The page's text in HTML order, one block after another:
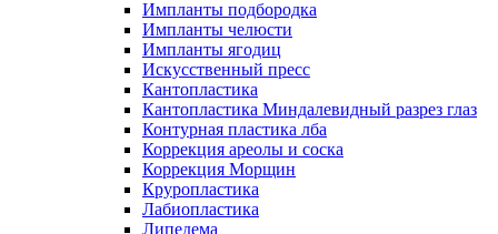
Импланты подбородка
Импланты челюсти
Импланты ягодиц
Искусственный пресс
Кантопластика
Кантопластика Миндалевидный разрез глаз
Контурная пластика лба
Коррекция ареолы и соска
Коррекция Морщин
Круропластика
Лабиопластика
Липедема